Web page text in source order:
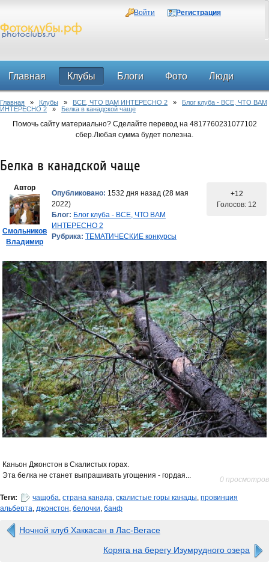
Войти Регистрация
Главная Клубы Блоги Фото Люди
Форум
Главная » Клубы » ВСЕ, ЧТО ВАМ ИНТЕРЕСНО 2 » Блог клуба - ВСЕ, ЧТО ВАМ
ИНТЕРЕСНО 2 » Белка в канадской чаще
Помочь сайту материально? Сделайте перевод на 4817760231077102
сбер.Любая сумма будет полезна.
Белка в канадской чаще
Автор
Смольников
Владимир
Опубликовано: 1532 дня назад (28 мая
2022)
Блог: Блог клуба - ВСЕ, ЧТО ВАМ
ИНТЕРЕСНО 2
Рубрика: ТЕМАТИЧЕСКИЕ конкурсы
+12
Голосов: 12
Каньон Джонстон в Скалистых горах.
Эта белка не станет выпрашивать угощения - гордая...
0 просмотров
Теги: чащоба, страна канада, скалистые горы канады, провинция
альберта, джонстон, белочки, банф
Ночной клуб Хаккасан в Лас-Вегасе
Коряга на берегу Изумрудного озера